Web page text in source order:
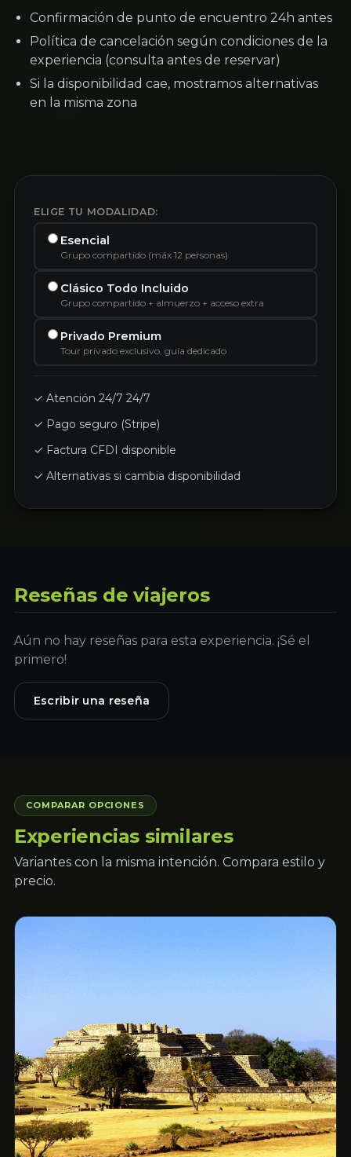
Confirmación de punto de encuentro 24h antes
Política de cancelación según condiciones de la
experiencia (consulta antes de reservar)
Si la disponibilidad cae, mostramos alternativas
en la misma zona
ELIGE TU MODALIDAD:
Esencial
Grupo compartido (máx 12 personas)
Clásico Todo Incluido
Grupo compartido + almuerzo + acceso extra
Privado Premium
Tour privado exclusivo, guía dedicado
✓ Atención 24/7 24/7
✓ Pago seguro (Stripe)
✓ Factura CFDI disponible
✓ Alternativas si cambia disponibilidad
Reseñas de viajeros
Aún no hay reseñas para esta experiencia. ¡Sé el
primero!
Escribir una reseña
COMPARAR OPCIONES
Experiencias similares
Variantes con la misma intención. Compara estilo y
precio.